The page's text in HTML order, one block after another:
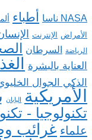
NASA ناسا أطباء
الأمراض الإنترنت
الرياضة السرطان
العناية بالبشرة
الذكي الجوال
الأمريكية
اليابان
تكنولوجيا -
علماء غرائب